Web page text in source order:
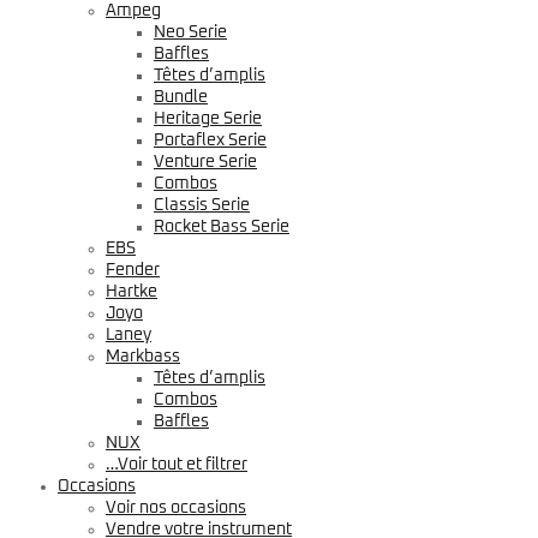
Ampeg
Neo Serie
Baffles
Têtes d’amplis
Bundle
Heritage Serie
Portaflex Serie
Venture Serie
Combos
Classis Serie
Rocket Bass Serie
EBS
Fender
Hartke
Joyo
Laney
Markbass
Têtes d’amplis
Combos
Baffles
NUX
…Voir tout et filtrer
Occasions
Voir nos occasions
Vendre votre instrument